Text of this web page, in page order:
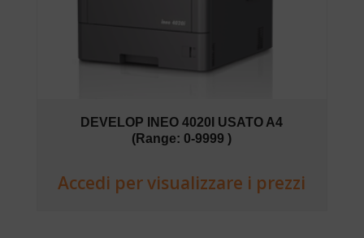
DEVELOP INEO 4020I USATO A4
(Range: 0-9999 )
Accedi per visualizzare i prezzi